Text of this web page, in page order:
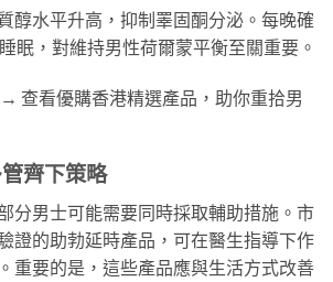
醇水平升高，抑制睪固酮分泌。每晚確
眠，對維持男性荷爾蒙平衡至關重要。
→ 查看優購香港精選產品，助你重拾男
齊下策略
分男士可能需要同時採取輔助措施。市
證的助勃延時產品，可在醫生指導下作
重要的是，這些產品應與生活方式改善